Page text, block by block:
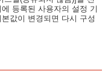
등록된 사용자의 설정 기
값이 변경되면 다시 구성